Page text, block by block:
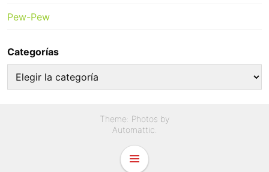
Pew-Pew
Categorías
Categorías
Theme: Photos by
Automattic